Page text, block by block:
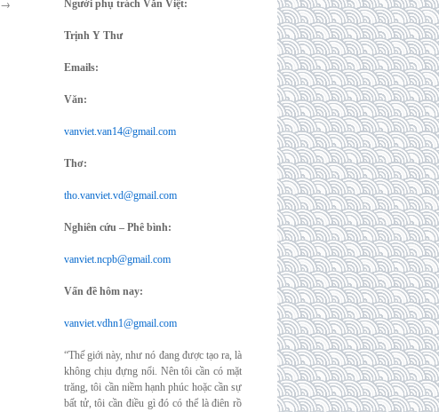
→ Người phụ trách Văn Việt:
Trịnh Y Thư
Emails:
Văn:
vanviet.van14@gmail.com
Thơ:
tho.vanviet.vd@gmail.com
Nghiên cứu – Phê bình:
vanviet.ncpb@gmail.com
Vấn đề hôm nay:
vanviet.vdhn1@gmail.com
“Thế giới này, như nó đang được tạo ra, là
không chịu đựng nổi. Nên tôi cần có mặt
trăng, tôi cần niềm hạnh phúc hoặc cần sự
bất tử, tôi cần điều gì đó có thể là điên rồ